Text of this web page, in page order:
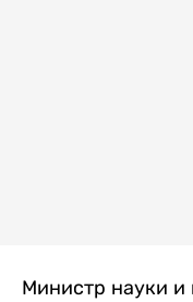
Министр науки и